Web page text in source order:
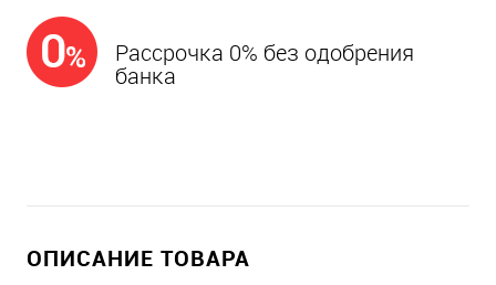
Рассрочка 0% без одобрения
банка
ОПИСАНИЕ ТОВАРА